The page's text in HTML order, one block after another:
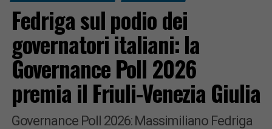
Fedriga sul podio dei
governatori italiani: la
Governance Poll 2026
premia il Friuli-Venezia Giulia
Governance Poll 2026: Massimiliano Fedriga